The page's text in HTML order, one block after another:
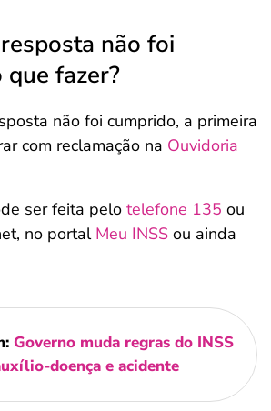
não foi
que fazer?
não foi cumprido, a primeira
com reclamação na Ouvidoria
ser feita pelo telefone 135 ou
no portal Meu INSS ou ainda
Governo muda regras do INSS
doença e acidente